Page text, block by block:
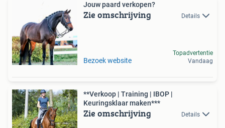
Jouw paard verkopen?
Zie omschrijving Details
Bezoek website
Topadvertentie
Vandaag
**Verkoop | Training | IBOP |
Keuringsklaar maken***
Zie omschrijving Details